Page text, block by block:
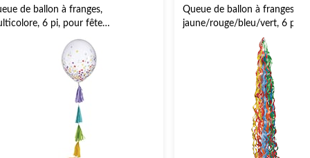
de ballon à franges,
6 pi, pour fête
Fierté
Queue de ballon à franges,
jaune/rouge/bleu/vert, 6 pi,